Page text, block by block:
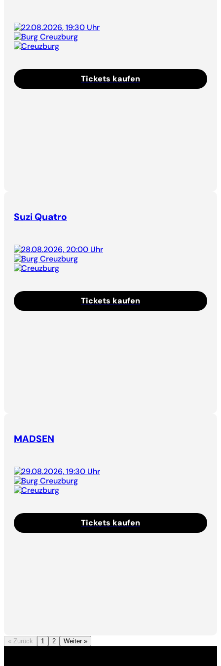
22.08.2026, 19:30 Uhr
Burg Creuzburg
Creuzburg
Tickets kaufen
Suzi Quatro
28.08.2026, 20:00 Uhr
Burg Creuzburg
Creuzburg
Tickets kaufen
MADSEN
29.08.2026, 19:30 Uhr
Burg Creuzburg
Creuzburg
Tickets kaufen
« Zurück 1 2 Weiter »